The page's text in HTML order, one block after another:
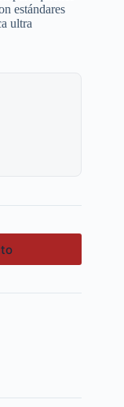
estándares
ultra